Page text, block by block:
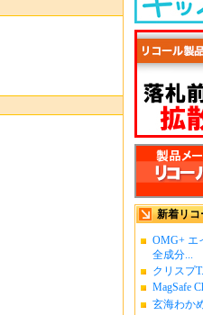
新着リコ
OMG+ エ
全成分...
クリスプ
MagSafe
玄海わか